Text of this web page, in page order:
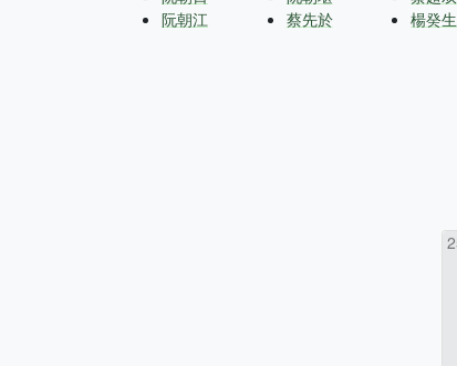
阮朝江
蔡先於
楊癸生